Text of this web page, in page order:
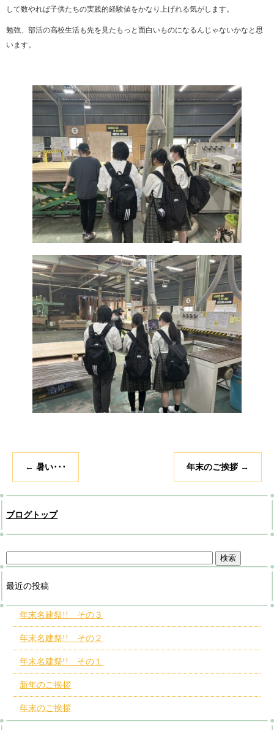
して数やれば子供たちの実践的経験値をかなり上げれる気がします。
勉強、部活の高校生活も先を見たもっと面白いものになるんじゃないかなと思
います。
← 暑い･･･ 年末のご挨拶 →
ブログトップ
最近の投稿
年末名建祭!! その３
年末名建祭!! その２
年末名建祭!! その１
新年のご挨拶
年末のご挨拶